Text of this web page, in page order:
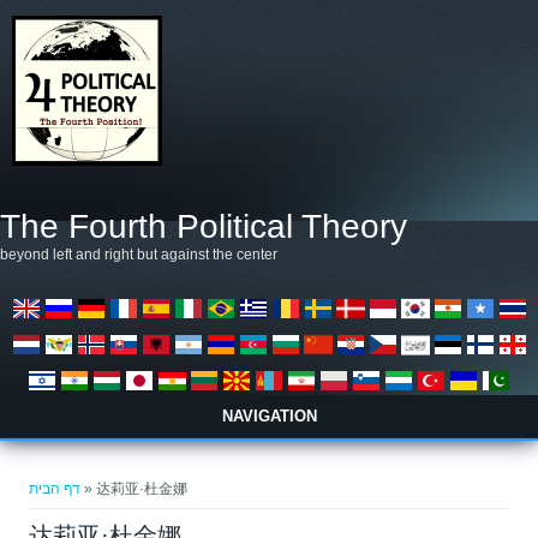
The Fourth Political Theory
beyond left and right but against the center
NAVIGATION
דף הבית » 达莉亚·杜金娜